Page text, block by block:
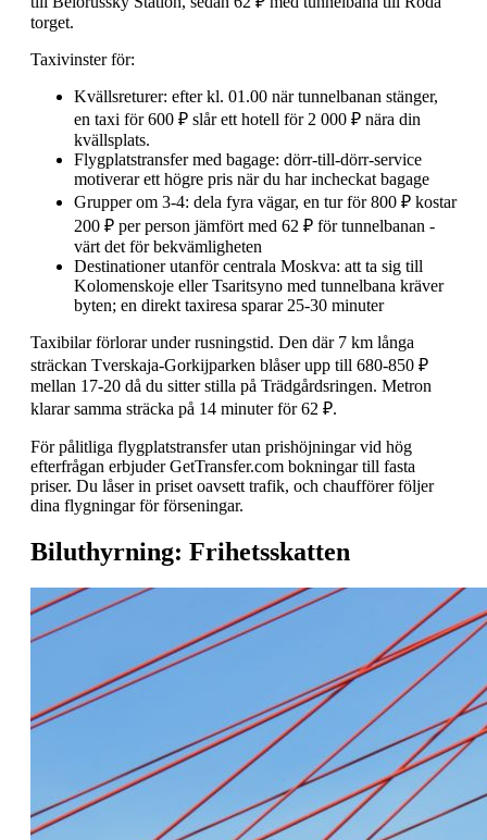
torget.
Taxivinster för:
Kvällsreturer: efter kl. 01.00 när tunnelbanan stänger,
en taxi för 600 ₽ slår ett hotell för 2 000 ₽ nära din
kvällsplats.
Flygplatstransfer med bagage: dörr-till-dörr-service
motiverar ett högre pris när du har incheckat bagage
Grupper om 3-4: dela fyra vägar, en tur för 800 ₽ kostar
200 ₽ per person jämfört med 62 ₽ för tunnelbanan -
värt det för bekvämligheten
Destinationer utanför centrala Moskva: att ta sig till
Kolomenskoje eller Tsaritsyno med tunnelbana kräver
byten; en direkt taxiresa sparar 25-30 minuter
Taxibilar förlorar under rusningstid. Den där 7 km långa
sträckan Tverskaja-Gorkijparken blåser upp till 680-850 ₽
mellan 17-20 då du sitter stilla på Trädgårdsringen. Metron
klarar samma sträcka på 14 minuter för 62 ₽.
För pålitliga flygplatstransfer utan prishöjningar vid hög
efterfrågan erbjuder GetTransfer.com bokningar till fasta
priser. Du låser in priset oavsett trafik, och chaufförer följer
dina flygningar för förseningar.
Biluthyrning: Frihetsskatten